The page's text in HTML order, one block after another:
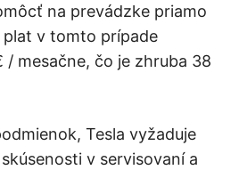
na prevádzke priamo
plat v tomto prípade
/ mesačne, čo je zhruba 38
Tesla vyžaduje
v servisovaní a